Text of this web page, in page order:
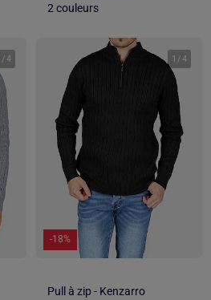
2 couleurs
/4 1 /4
-18%
Pull à zip - Kenzarro